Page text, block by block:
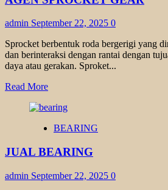
admin September 22, 2025 0
Sprocket berbentuk roda bergerigi yang
dan berinteraksi dengan rantai dengan
daya atau gerakan. Sproket...
Read MoreRead
about
SPROCKET
BEARING
JUAL BEARING
admin September 22, 2025 0